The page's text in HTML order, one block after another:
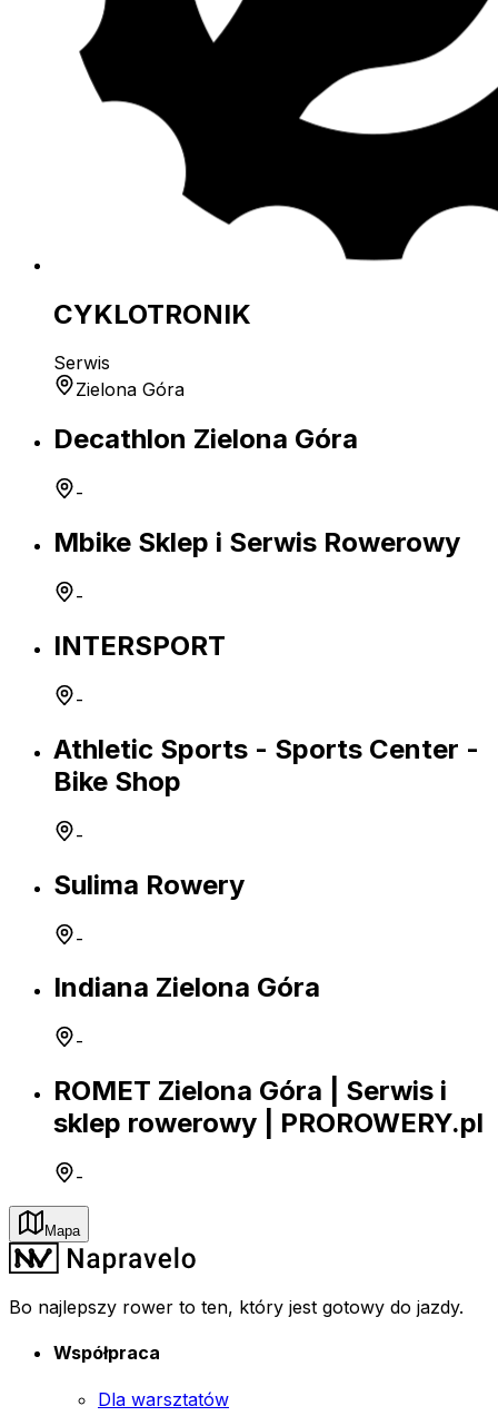
CYKLOTRONIK
Serwis
Zielona Góra
Decathlon Zielona Góra
-
Mbike Sklep i Serwis Rowerowy
-
INTERSPORT
-
Athletic Sports - Sports Center -
Bike Shop
-
Sulima Rowery
-
Indiana Zielona Góra
-
ROMET Zielona Góra | Serwis i
sklep rowerowy | PROROWERY.pl
-
Mapa
Bo najlepszy rower to ten, który jest gotowy do jazdy.
Współpraca
Dla warsztatów